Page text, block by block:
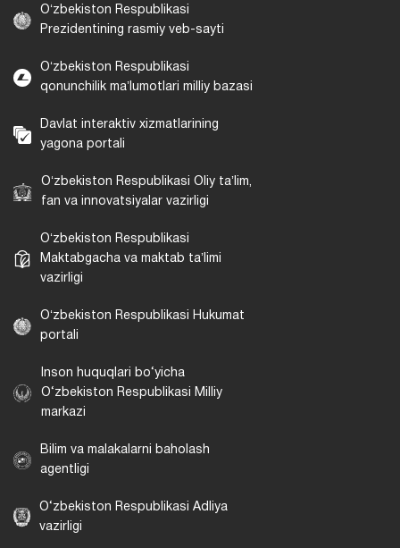
Oʻzbekiston Respublikasi
Prezidentining rasmiy veb-sayti
Oʻzbekiston Respublikasi
qonunchilik maʼlumotlari milliy bazasi
Davlat interaktiv xizmatlarining
yagona portali
Oʻzbekiston Respublikasi Oliy taʼlim,
fan va innovatsiyalar vazirligi
Oʻzbekiston Respublikasi
Maktabgacha va maktab taʼlimi
vazirligi
Oʻzbekiston Respublikasi Hukumat
portali
Inson huquqlari bo‘yicha
O‘zbekiston Respublikasi Milliy
markazi
Bilim va malakalarni baholash
agentligi
O‘zbekiston Respublikasi Adliya
vazirligi